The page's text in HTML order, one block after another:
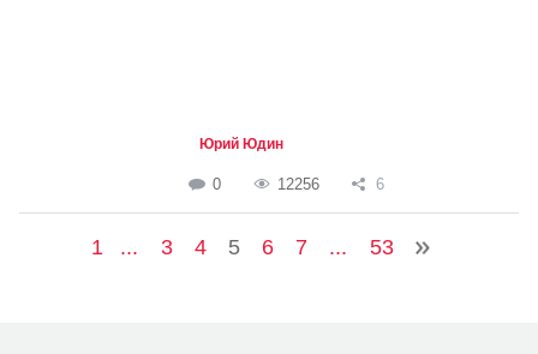
Юрий Юдин
0 12256 6
1 ... 3 4 5 6 7 ... 53